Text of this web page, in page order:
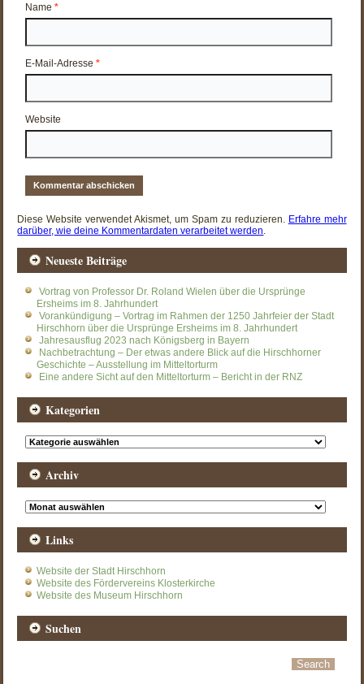
Name*
E-Mail-Adresse*
Website
Diese Website verwendet Akismet, um Spam zu reduzieren. Erfahre mehr
darüber, wie deine Kommentardaten verarbeitet werden
Neueste Beiträge
Vortrag von Professor Dr. Roland Wielen über die Ursprünge
Ersheims im 8. Jahrhundert
Vorankündigung – Vortrag im Rahmen der 1250 Jahrfeier der Stadt
Hirschhorn über die Ursprünge Ersheims im 8. Jahrhundert
Jahresausflug 2023 nach Königsberg in Bayern
Nachbetrachtung – Der etwas andere Blick auf die Hirschhorner
Geschichte – Ausstellung im Mitteltorturm
Eine andere Sicht auf den Mitteltorturm – Bericht in der RNZ
Kategorien
Kategorien
Archiv
Archiv
Links
Website der Stadt Hirschhorn
Website des Fördervereins Klosterkirche
Website des Museum Hirschhorn
Suchen